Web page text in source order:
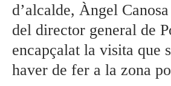
d’alcalde, Àngel
del director general de
encapçalat la visita que
haver de fer a la zona